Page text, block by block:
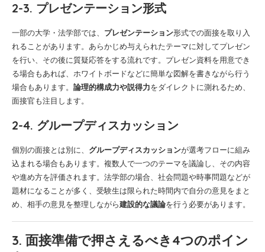
2-3. プレゼンテーション形式
一部の大学・法学部では、 プレゼンテーション形式での面接を取り入
れることがあります。あらかじめ与えられたテーマに対してプレゼン
を行い、その後に質疑応答をする流れです。プレゼン資料を用意でき
る場合もあれば、ホワイトボードなどに簡単な図解を書きながら行う
場合もあります。 論理的構成力や説得力をダイレクトに測れるため、
面接官も注目します。
2-4. グループディスカッション
個別の面接とは別に、 グループディスカッションが選考フローに組み
込まれる場合もあります。複数人で一つのテーマを議論し、その内容
や進め方を評価されます。法学部の場合、社会問題や時事問題などが
題材になることが多く、受験生は限られた時間内で自分の意見をまと
め、相手の意見を整理しながら建設的な議論を行う必要があります。
3. 面接準備で押さえるべき4つのポイン